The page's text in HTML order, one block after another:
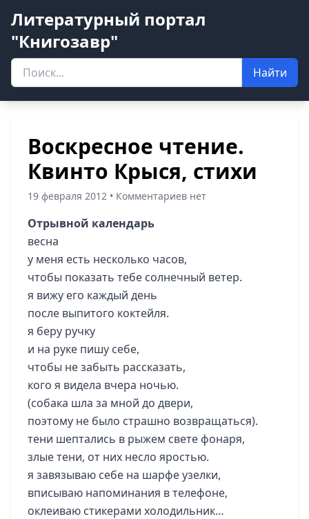
Литературный портал
"Книгозавр"
Найти
Воскресное чтение.
Квинто Крыся, стихи
19 февраля 2012 • Комментариев нет
Отрывной календарь
весна
у меня есть несколько часов,
чтобы показать тебе солнечный ветер.
я вижу его каждый день
после выпитого коктейля.
я беру ручку
и на руке пишу себе,
чтобы не забыть рассказать,
кого я видела вчера ночью.
(собака шла за мной до двери,
поэтому не было страшно возвращаться).
тени шептались в рыжем свете фонаря,
злые тени, от них несло яростью.
я завязываю себе на шарфе узелки,
вписываю напоминания в телефоне,
оклеиваю стикерами холодильник…